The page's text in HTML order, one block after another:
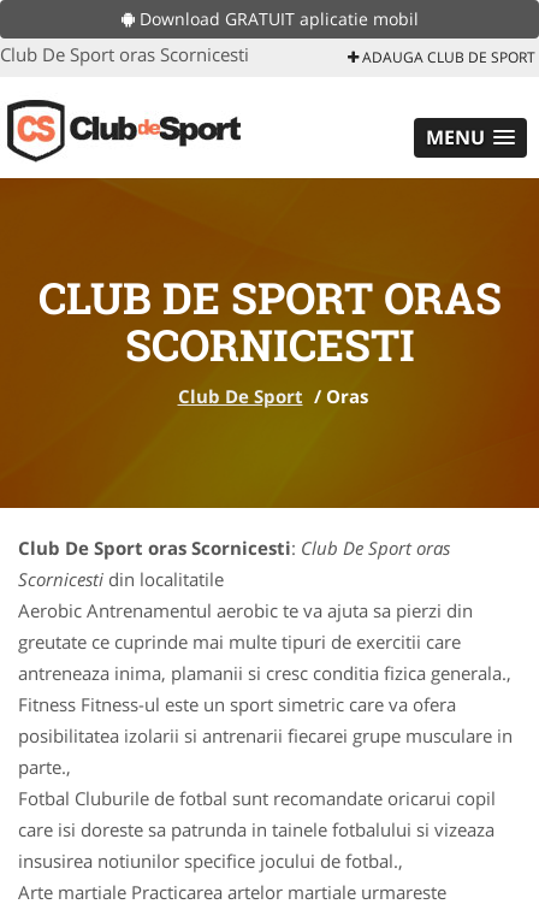
Download GRATUIT aplicatie mobil
Club De Sport oras Scornicesti ADAUGA CLUB DE SPORT
MENU
CLUB DE SPORT ORAS
SCORNICESTI
Club De Sport / Oras
Club De Sport oras Scornicesti: Club De Sport oras
Scornicesti din localitatile
Aerobic Antrenamentul aerobic te va ajuta sa pierzi din
greutate ce cuprinde mai multe tipuri de exercitii care
antreneaza inima, plamanii si cresc conditia fizica generala.,
Fitness Fitness-ul este un sport simetric care va ofera
posibilitatea izolarii si antrenarii fiecarei grupe musculare in
parte.,
Fotbal Cluburile de fotbal sunt recomandate oricarui copil
care isi doreste sa patrunda in tainele fotbalului si vizeaza
insusirea notiunilor specifice jocului de fotbal.,
Arte martiale Practicarea artelor martiale urmareste